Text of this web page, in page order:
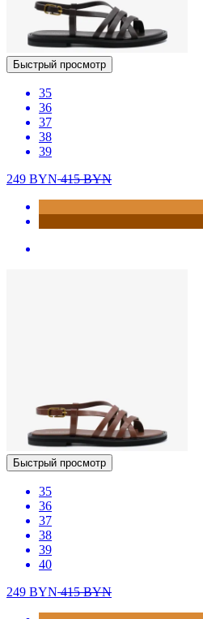
Быстрый просмотр
35
36
37
38
39
249 BYN415BYN
Быстрый просмотр
35
36
37
38
39
40
249 BYN415BYN